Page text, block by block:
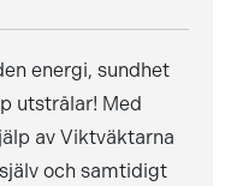
energi, sundhet
utstrålar! Med
av Viktväktarna
och samtidigt